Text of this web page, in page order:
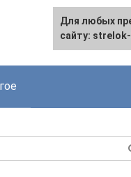
Для любых
сайту:
Для любых
сайту: